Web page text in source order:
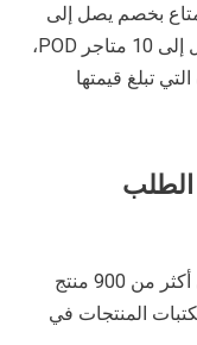
بخصم يصل إلى
20% على أسعار المنتجات وإنشاء ما يصل إلى 10 متاجر POD،
تبلغ قيمتها
يحتوي كتالوج منتجات Printify حاليًا على أكثر من 900 منتج
المنتجات في